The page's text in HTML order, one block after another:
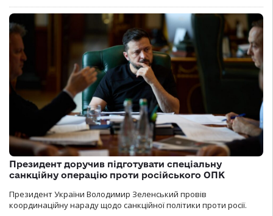
Президент доручив підготувати спеціальну
санкційну операцію проти російського ОПК
Президент України Володимир Зеленський провів
координаційну нараду щодо санкційної політики проти росії.